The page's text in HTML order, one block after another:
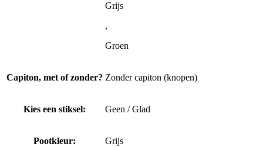
Grijs
,
Groen
Capiton, met of zonder? Zonder capiton (knopen)
Kies een stiksel: Geen / Glad
Pootkleur: Grijs